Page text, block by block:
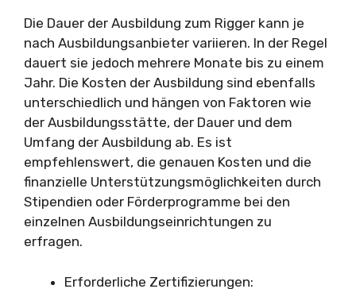
Die Dauer der Ausbildung zum Rigger kann je
nach Ausbildungsanbieter variieren. In der Regel
dauert sie jedoch mehrere Monate bis zu einem
Jahr. Die Kosten der Ausbildung sind ebenfalls
unterschiedlich und hängen von Faktoren wie
der Ausbildungsstätte, der Dauer und dem
Umfang der Ausbildung ab. Es ist
empfehlenswert, die genauen Kosten und die
finanzielle Unterstützungsmöglichkeiten durch
Stipendien oder Förderprogramme bei den
einzelnen Ausbildungseinrichtungen zu
erfragen.
Erforderliche Zertifizierungen: